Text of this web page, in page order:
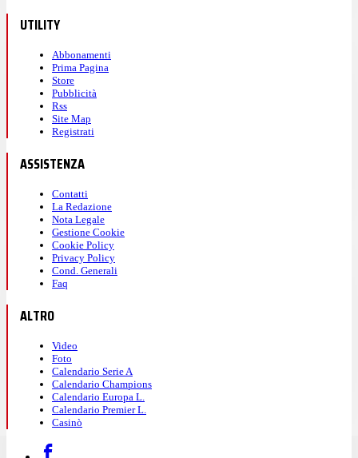
UTILITY
Abbonamenti
Prima Pagina
Store
Pubblicità
Rss
Site Map
Registrati
ASSISTENZA
Contatti
La Redazione
Nota Legale
Gestione Cookie
Cookie Policy
Privacy Policy
Cond. Generali
Faq
ALTRO
Video
Foto
Calendario Serie A
Calendario Champions
Calendario Europa L.
Calendario Premier L.
Casinò